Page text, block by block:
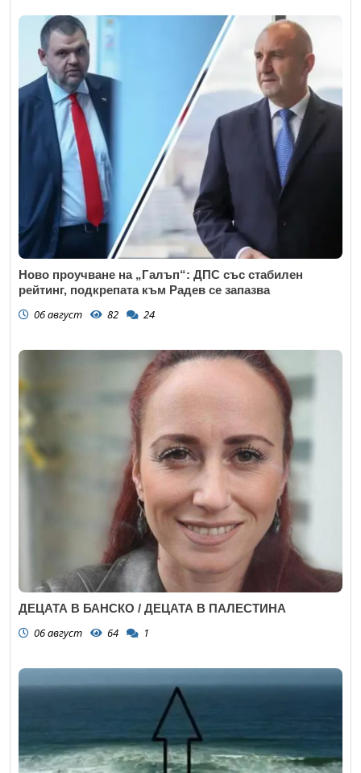
Ново проучване на „Галъп“: ДПС със стабилен
рейтинг, подкрепата към Радев се запазва
06 август 82 24
ДЕЦАТА В БАНСКО / ДЕЦАТА В ПАЛЕСТИНА
06 август 64 1